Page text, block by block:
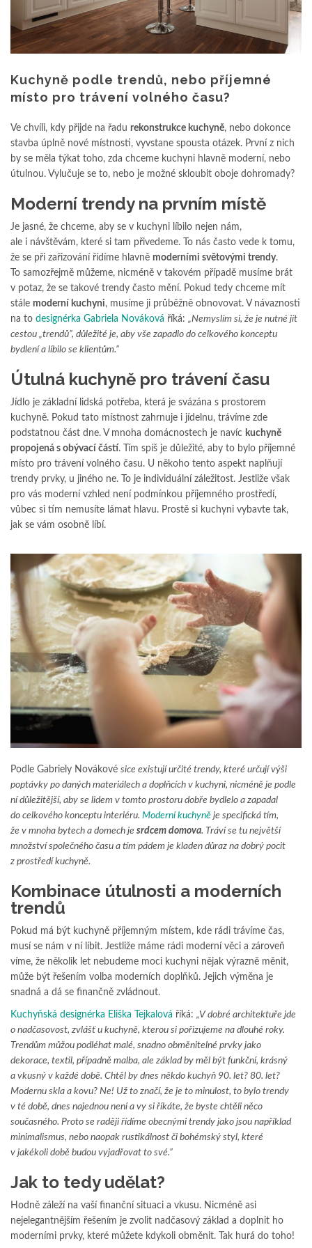
Kuchyně podle trendů, nebo příjemné
místo pro trávení volného času?
Ve chvíli, kdy přijde na řadu rekonstrukce kuchyně, nebo dokonce
stavba úplně nové místnosti, vyvstane spousta otázek. První z nich
by se měla týkat toho, zda chceme kuchyni hlavně moderní, nebo
útulnou. Vylučuje se to, nebo je možné skloubit oboje dohromady?
Moderní trendy na prvním místě
Je jasné, že chceme, aby se v kuchyni líbilo nejen nám,
ale i návštěvám, které si tam přivedeme. To nás často vede k tomu,
že se při zařizování řídíme hlavně moderními světovými trendy.
To samozřejmě můžeme, nicméně v takovém případě musíme brát
v potaz, že se takové trendy často mění. Pokud tedy chceme mít
stále moderní kuchyni, musíme ji průběžně obnovovat. V návaznosti
na to designérka Gabriela Nováková říká: „Nemyslím si, že je nutné jít
cestou „trendů”, důležité je, aby vše zapadlo do celkového konceptu
bydlení a líbilo se klientům.”
Útulná kuchyně pro trávení času
Jídlo je základní lidská potřeba, která je svázána s prostorem
kuchyně. Pokud tato místnost zahrnuje i jídelnu, trávíme zde
podstatnou část dne. V mnoha domácnostech je navíc kuchyně
propojená s obývací částí. Tím spíš je důležité, aby to bylo příjemné
místo pro trávení volného času. U někoho tento aspekt naplňují
trendy prvky, u jiného ne. To je individuální záležitost. Jestliže však
pro vás moderní vzhled není podmínkou příjemného prostředí,
vůbec si tím nemusíte lámat hlavu. Prostě si kuchyni vybavte tak,
jak se vám osobně líbí.
Podle Gabriely Novákové sice existují určité trendy, které určují výši
poptávky po daných materiálech a doplňcích v kuchyni, nicméně je podle
ní důležitější, aby se lidem v tomto prostoru dobře bydlelo a zapadal
do celkového konceptu interiéru. Moderní kuchyně je specifická tím,
že v mnoha bytech a domech je srdcem domova. Tráví se tu největší
množství společného času a tím pádem je kladen důraz na dobrý pocit
z prostředí kuchyně.
Kombinace útulnosti a moderních
trendů
Pokud má být kuchyně příjemným místem, kde rádi trávíme čas,
musí se nám v ní líbit. Jestliže máme rádi moderní věci a zároveň
víme, že několik let nebudeme moci kuchyni nějak výrazně měnit,
může být řešením volba moderních doplňků. Jejich výměna je
snadná a dá se finančně zvládnout.
Kuchyňská designérka Eliška Tejkalová říká: „V dobré architektuře jde
o nadčasovost, zvlášť u kuchyně, kterou si pořizujeme na dlouhé roky.
Trendům můžou podléhat malé, snadno obměnitelné prvky jako
dekorace, textil, případně malba, ale základ by měl být funkční, krásný
a vkusný v každé době. Chtěl by dnes někdo kuchyň 90. let? 80. let?
Modernu skla a kovu? Ne! Už to značí, že je to minulost, to bylo trendy
v té době, dnes najednou není a vy si říkáte, že byste chtěli něco
současného. Proto se raději řídíme obecnými trendy jako jsou například
minimalismus, nebo naopak rustikálnost či bohémský styl, které
v jakékoli době budou vyjadřovat to své.”
Jak to tedy udělat?
Hodně záleží na vaší finanční situaci a vkusu. Nicméně asi
nejelegantnějším řešením je zvolit nadčasový základ a doplnit ho
moderními prvky, které můžete kdykoli obměnit. Tak hurá do toho!